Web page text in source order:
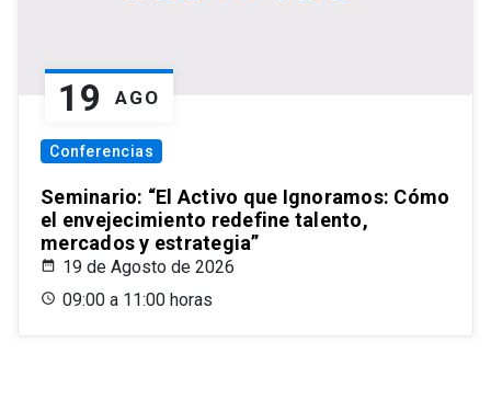
19 AGO
Conferencias
Seminario: “El Activo que Ignoramos: Cómo
el envejecimiento redefine talento,
mercados y estrategia”
19 de Agosto de 2026
09:00 a 11:00 horas